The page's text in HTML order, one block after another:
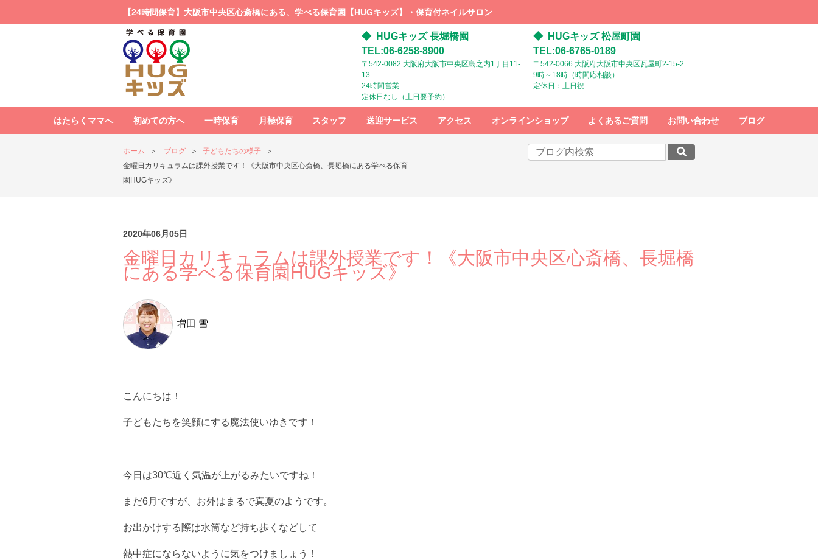
【24時間保育】大阪市中央区心斎橋にある、学べる保育園【HUGキッズ】・保育付ネイルサロン
HUGキッズ 長堀橋園
TEL:06-6258-8900
〒542-0082 大阪府大阪市中央区島之内1丁目11-
13
24時間営業
定休日なし（土日要予約）
HUGキッズ 松屋町園
TEL:06-6765-0189
〒542-0066 大阪府大阪市中央区瓦屋町2-15-2
9時～18時（時間応相談）
定休日：土日祝
はたらくママへ 初めての方へ 一時保育 月極保育 スタッフ 送迎サービス アクセス オンラインショップ よくあるご質問 お問い合わせ ブログ
ホーム ブログ
子どもたちの様子
金曜日カリキュラムは課外授業です！《大阪市中央区心斎橋、長堀橋にある学べる保育
園HUGキッズ》
2020年06月05日
金曜日カリキュラムは課外授業です！《大阪市中央区心斎橋、長堀橋
にある学べる保育園HUGキッズ》
増田 雪
こんにちは！
子どもたちを笑顔にする魔法使いゆきです！
今日は30℃近く気温が上がるみたいですね！
まだ6月ですが、お外はまるで真夏のようです。
お出かけする際は水筒など持ち歩くなどして
熱中症にならないように気をつけましょう！